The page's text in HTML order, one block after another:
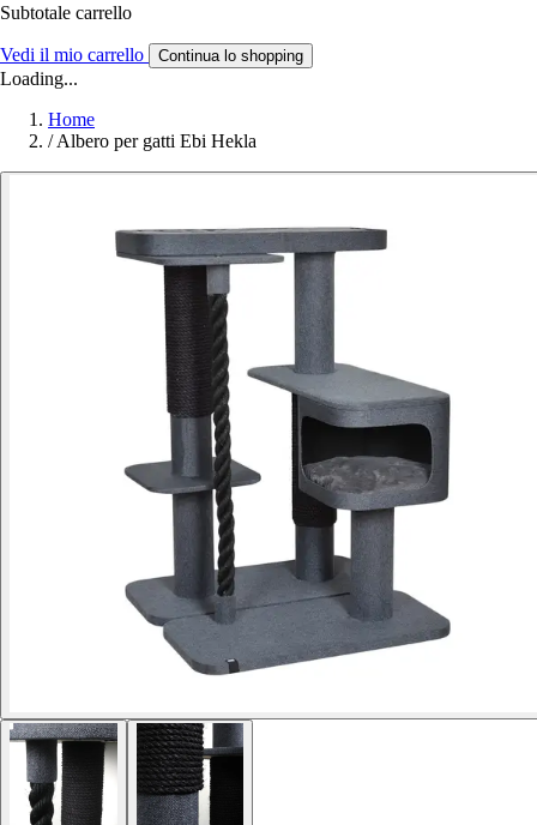
Subtotale carrello
Vedi il mio carrello Continua lo shopping
Loading...
Home
/ Albero per gatti Ebi Hekla